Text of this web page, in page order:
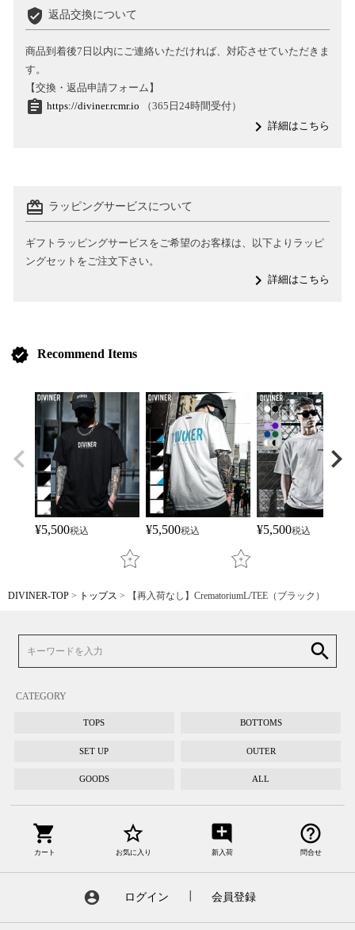
verified_user 返品交換について
商品到着後7日以内にご連絡いただければ、対応させていただきま
す。
【交換・返品申請フォーム】
assignment https://diviner.rcmr.io （365日24時間受付）
navigate_next詳細はこちら
card_giftcard ラッピングサービスについて
ギフトラッピングサービスをご希望のお客様は、以下よりラッピ
ングセットをご注文下さい。
navigate_next詳細はこちら
verified Recommend Items
¥5,500税込 ¥5,500税込 ¥5,500税込
DIVINER-TOP トップス 【再入荷なし】CrematoriumL/TEE（ブラック）
search
CATEGORY
TOPS BOTTOMS
SET UP OUTER
GOODS ALL
shopping_cart
カート
star_border
お気に入り
add_comment
新入荷
help_outline
問合せ
account_circle ログイン 会員登録